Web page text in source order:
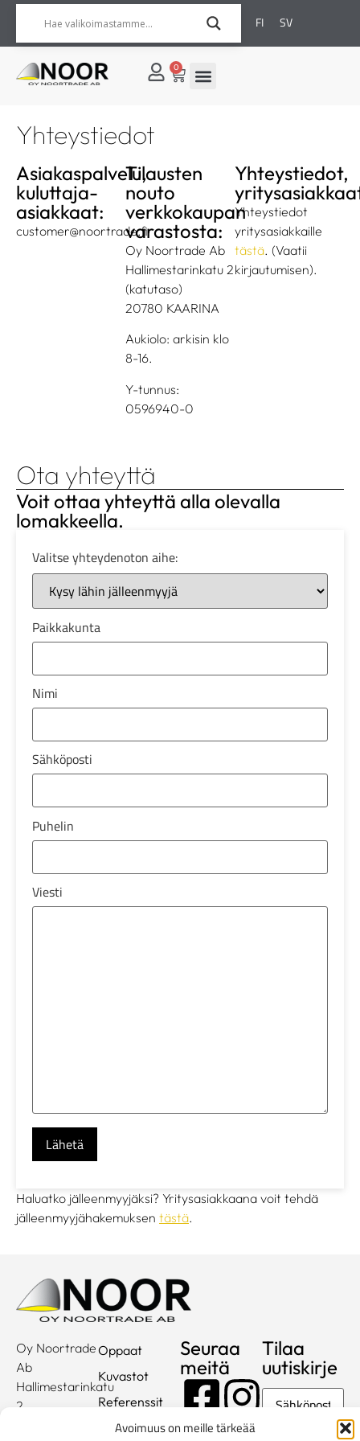
Avoimuus on meille tärkeää
FI SV
0
Yhteystiedot
Asiakaspalvelu,
kuluttaja-
asiakkaat:
customer@noortrade.fi
Tilausten
nouto
verkkokaupan
varastosta:
Oy Noortrade Ab
Hallimestarinkatu 2
(katutaso)
20780 KAARINA
Aukiolo: arkisin klo
8-16.
Y-tunnus:
0596940-0
Yhteystiedot,
Yhteystiedot
yritysasiakkaille
tästä. (Vaatii
kirjautumisen).
Ota yhteyttä
Voit ottaa yhteyttä alla olevalla
lomakkeella.
Valitse yhteydenoton aihe:
Paikkakunta
Nimi
Sähköposti
Puhelin
Viesti
Haluatko jälleenmyyjäksi? Yritysasiakkaana voit tehdä
jälleenmyyjähakemuksen tästä.
Oy Noortrade
Ab
Hallimestarinkatu
2
Oppaat
Kuvastot
Referenssit
Showroom
Seuraa
meitä
Tilaa
uutiskirje
Sähköposti